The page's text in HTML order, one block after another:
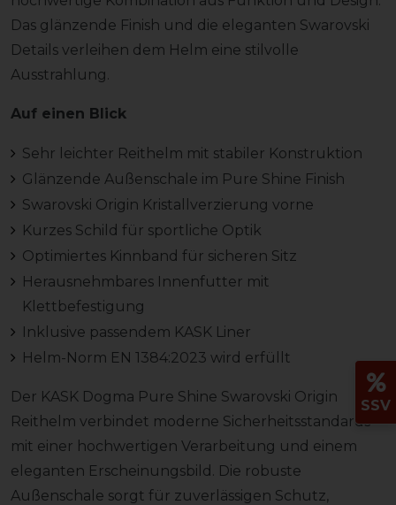
Das glänzende Finish und die eleganten Swarovski
Details verleihen dem Helm eine stilvolle
Ausstrahlung.
Auf einen Blick
Sehr leichter Reithelm mit stabiler Konstruktion
Glänzende Außenschale im Pure Shine Finish
Swarovski Origin Kristallverzierung vorne
Kurzes Schild für sportliche Optik
Optimiertes Kinnband für sicheren Sitz
Herausnehmbares Innenfutter mit
Klettbefestigung
Inklusive passendem KASK Liner
Helm-Norm EN 1384:2023 wird erfüllt
Der KASK Dogma Pure Shine Swarovski Origin
Reithelm verbindet moderne Sicherheitsstandards
mit einer hochwertigen Verarbeitung und einem
eleganten Erscheinungsbild. Die robuste
Außenschale sorgt für zuverlässigen Schutz,
SSV